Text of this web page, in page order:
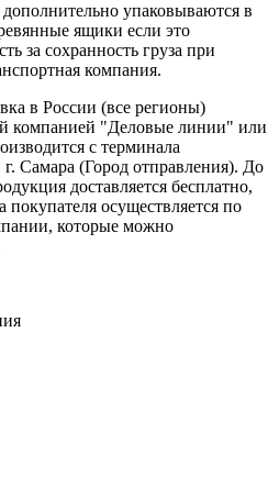
упаковываются в
ящики если это
за сохранность груза при
компания.
в России (все регионы)
компанией "Деловые линии" или
с терминала
Самара (Город отправления). До
доставляется бесплатно,
покупателя осуществляется по
которые можно